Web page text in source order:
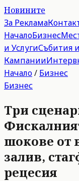
Новините
За Реклама
НачалоБизнес
и УслугиСъбития и
Кампании
Начало/ Бизнес
Бизнес
Три
шокове от
залив,
рецесия